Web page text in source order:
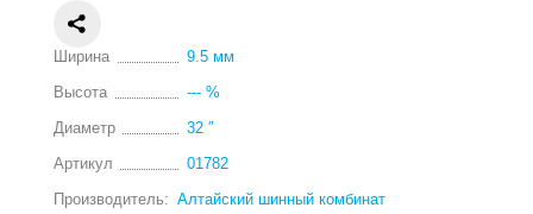
Ширина
9.5 мм
Высота
--- %
Диаметр
32 ″
Артикул
01782
Производитель: Алтайский шинный комбинат